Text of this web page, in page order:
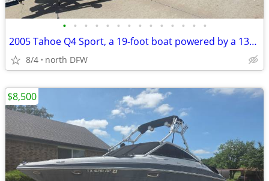
• • • • • • • • • • • • • •
2005 Tahoe Q4 Sport, a 19-foot boat powered by a 135 HP 3.0
8/4 north DFW
$8,500